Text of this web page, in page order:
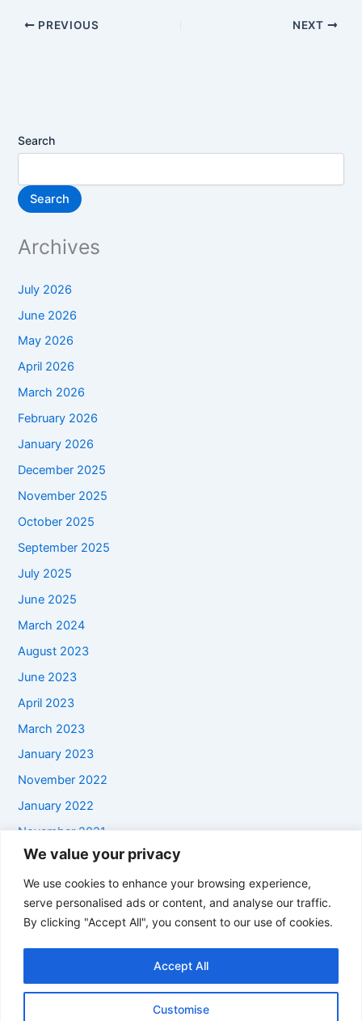
We value your privacy
We use cookies to enhance your browsing experience,
serve personalised ads or content, and analyse our traffic.
By clicking "Accept All", you consent to our use of cookies.
Customise
Accept All
PREVIOUS NEXT
Search
Search
Archives
July 2026
June 2026
May 2026
April 2026
March 2026
February 2026
January 2026
December 2025
November 2025
October 2025
September 2025
July 2025
June 2025
March 2024
August 2023
June 2023
April 2023
March 2023
January 2023
November 2022
January 2022
November 2021
September 2021
July 2021
June 2021